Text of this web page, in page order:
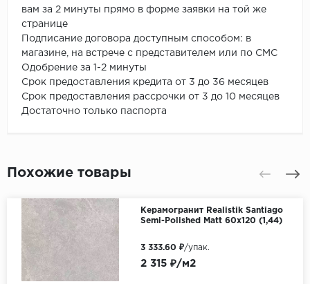
вам за 2 минуты прямо в форме заявки на той же
странице
Подписание договора доступным способом: в
магазине, на встрече с представителем или по СМС
Одобрение за 1-2 минуты
Срок предоставления кредита от 3 до 36 месяцев
Срок предоставления рассрочки от 3 до 10 месяцев
Достаточно только паспорта
Похожие товары
Керамогранит Realistik Santiago
Semi-Polished Matt 60x120 (1,44)
2 315 ₽/м2
3 333.60 ₽/упак.